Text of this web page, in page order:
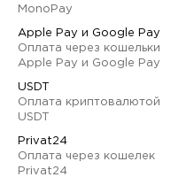
MonoPay
Apple Pay и Google Pay
Оплата через кошельки
Apple Pay и Google Pay
USDT
Оплата криптовалютой
USDT
Privat24
Оплата через кошелек
Privat24